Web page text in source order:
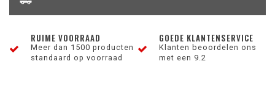
RUIME VOORRAAD
Meer dan 1500 producten
standaard op voorraad
GOEDE KLANTENSERVICE
Klanten beoordelen ons
met een 9.2